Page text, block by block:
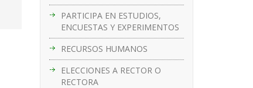
PARTICIPA EN ESTUDIOS,
ENCUESTAS Y EXPERIMENTOS
RECURSOS HUMANOS
ELECCIONES A RECTOR O
RECTORA